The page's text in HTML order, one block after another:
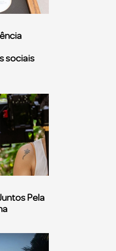
sociais
Pela